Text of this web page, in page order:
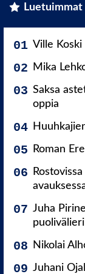
Luetuimmat
Ville Koski
Mika
Saksa
oppia
Roman
Juha
Nikolai
Juhani